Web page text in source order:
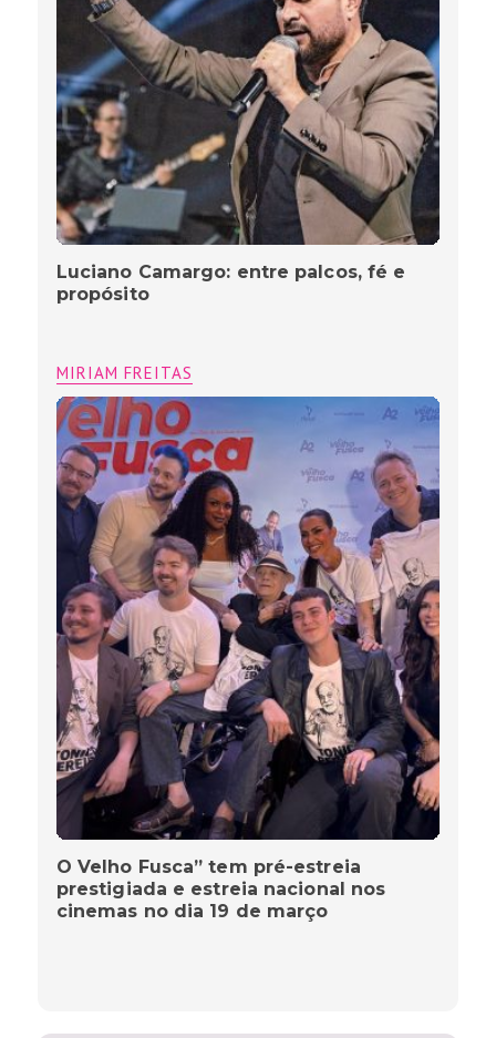
Luciano Camargo: entre palcos, fé e
propósito
MIRIAM FREITAS
O Velho Fusca” tem pré-estreia
prestigiada e estreia nacional nos
cinemas no dia 19 de março